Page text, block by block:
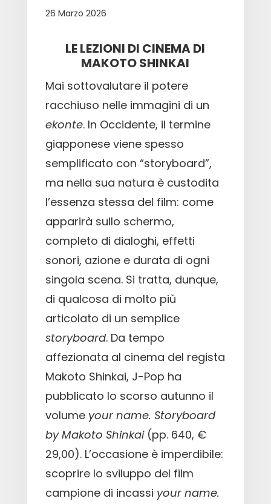
26 Marzo 2026
LE LEZIONI DI CINEMA DI
MAKOTO SHINKAI
Mai sottovalutare il potere
racchiuso nelle immagini di un
ekonte. In Occidente, il termine
giapponese viene spesso
semplificato con “storyboard”,
ma nella sua natura è custodita
l’essenza stessa del film: come
apparirà sullo schermo,
completo di dialoghi, effetti
sonori, azione e durata di ogni
singola scena. Si tratta, dunque,
di qualcosa di molto più
articolato di un semplice
storyboard. Da tempo
affezionata al cinema del regista
Makoto Shinkai, J-Pop ha
pubblicato lo scorso autunno il
volume your name. Storyboard
by Makoto Shinkai(pp. 640, €
29,00). L’occasione è imperdibile:
scoprire lo sviluppo del film
campione di incassi your name.